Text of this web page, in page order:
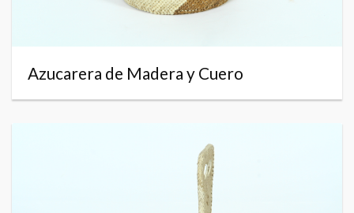
Azucarera de Madera y Cuero